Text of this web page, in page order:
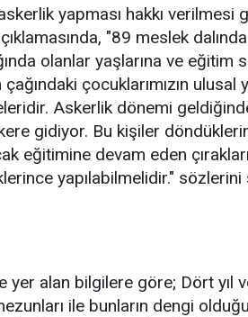
yapması hakkı verilmesi
"89 meslek
olanlar yaşlarına ve eğitim
çocuklarımızın ulusal
Askerlik dönemi
gidiyor. Bu kişiler
eğitimine devam eden
yapılabilmelidir." sözlerini
yer alan bilgilere göre; Dört yıl
ile bunların dengi olduğu